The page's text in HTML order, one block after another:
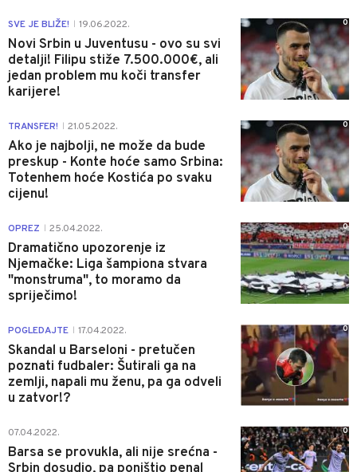
SVE JE BLIŽE! 19.06.2022.
Novi Srbin u Juventusu - ovo su svi
detalji! Filipu stiže 7.500.000€, ali
jedan problem mu koči transfer
karijere!
0
TRANSFER! 21.05.2022.
Ako je najbolji, ne može da bude
preskup - Konte hoće samo Srbina:
Totenhem hoće Kostića po svaku
cijenu!
0
OPREZ 25.04.2022.
Dramatično upozorenje iz
Njemačke: Liga šampiona stvara
"monstruma", to moramo da
spriječimo!
0
POGLEDAJTE 17.04.2022.
Skandal u Barseloni - pretučen
poznati fudbaler: Šutirali ga na
zemlji, napali mu ženu, pa ga odveli
u zatvor!?
0
07.04.2022.
Barsa se provukla, ali nije srećna -
0